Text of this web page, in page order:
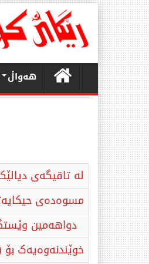
هەواڵ
لە تاقیگەی
مسوەدەی
دواهەمین
خوێندنەوەیەک